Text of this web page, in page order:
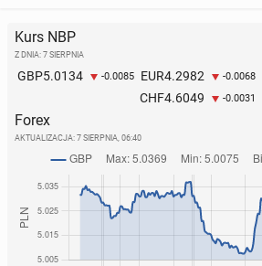
Kurs NBP
Z DNIA: 7 SIERPNIA
GBP5.0134 -0.0085 EUR4.2982 -0.0068
CHF4.6049 -0.0031
Forex
AKTUALIZACJA: 7 SIERPNIA, 06:40